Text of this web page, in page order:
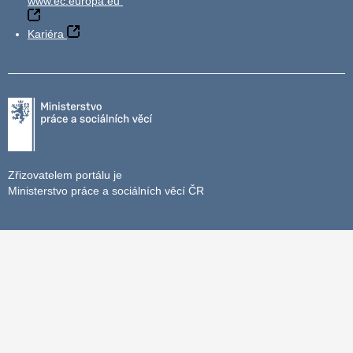
Kariéra
Zřizovatelem portálu je
Ministerstvo práce a sociálních věcí ČR